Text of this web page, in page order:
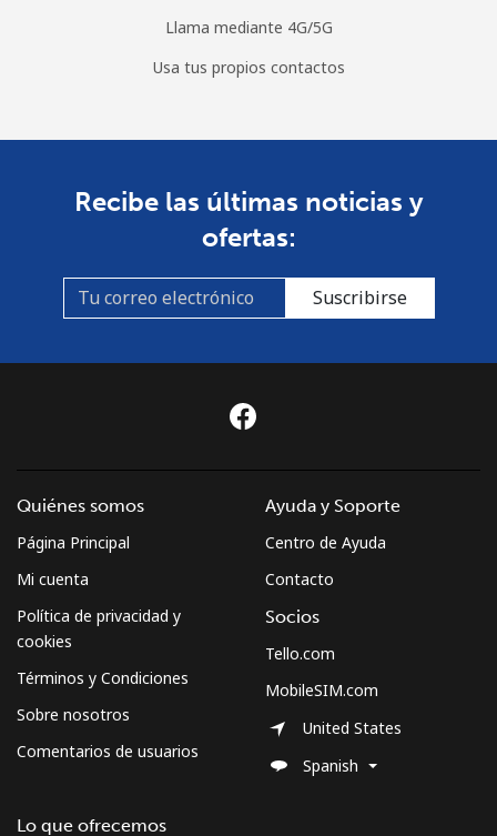
Llama mediante 4G/5G
Usa tus propios contactos
Recibe las últimas noticias y
ofertas:
Suscribirse
Quiénes somos
Página Principal
Mi cuenta
Política de privacidad y
cookies
Términos y Condiciones
Sobre nosotros
Comentarios de usuarios
Lo que ofrecemos
Ayuda y Soporte
Centro de Ayuda
Contacto
Socios
Tello.com
MobileSIM.com
United States
Spanish